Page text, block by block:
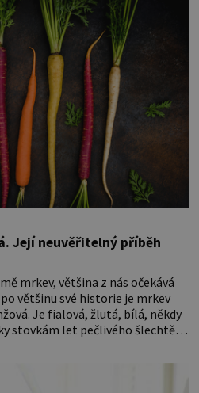
Její neuvěřitelný příběh
mrkev, většina z nás očekává
většinu své historie je mrkev
Je fialová, žlutá, bílá, někdy
stovkám let pečlivého šlechtění
příběh je